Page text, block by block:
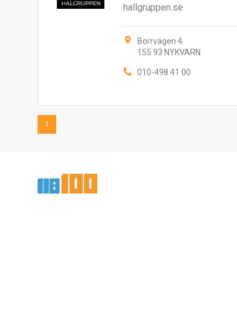
hallgruppen.se
Borrvägen 4
155 93 NYKVARN
010-498 41 00
1